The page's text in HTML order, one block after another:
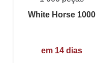
White Horse 1000
em 14 dias